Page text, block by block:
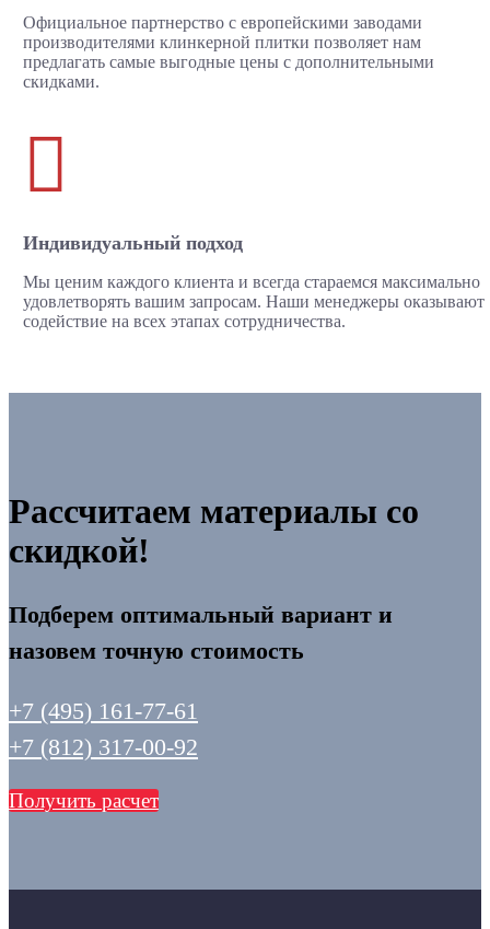
Официальное партнерство с европейскими заводами
производителями клинкерной плитки позволяет нам
предлагать самые выгодные цены с дополнительными
скидками.

Индивидуальный подход
Мы ценим каждого клиента и всегда стараемся максимально
удовлетворять вашим запросам. Наши менеджеры оказывают
содействие на всех этапах сотрудничества.
Рассчитаем материалы со
скидкой!
Подберем оптимальный вариант и
назовем точную стоимость
+7 (495) 161-77-61
+7 (812) 317-00-92
Получить расчет